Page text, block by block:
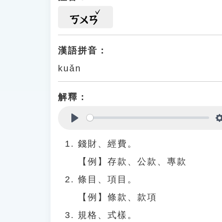
ㄎㄨㄢ
漢語拼音：
kuǎn
解釋：
錢財、經費。
【例】存款、公款、專款
條目、項目。
【例】條款、款項
規格、式樣。